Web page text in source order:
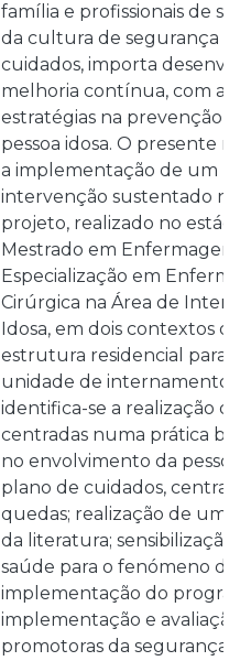
família e profissionais de
da cultura de segurança e
cuidados, importa
melhoria contínua, com a
estratégias na prevenção
pessoa idosa. O presente
a implementação de um
intervenção sustentado
projeto, realizado no
Mestrado em
Especialização em
Cirúrgica na Área de
Idosa, em dois contextos
estrutura residencial para
unidade de internamento
identifica-se a realização
centradas numa prática
no envolvimento da
plano de cuidados,
quedas; realização de
da literatura;
saúde para o fenómeno
implementação do
implementação e
promotoras da segurança